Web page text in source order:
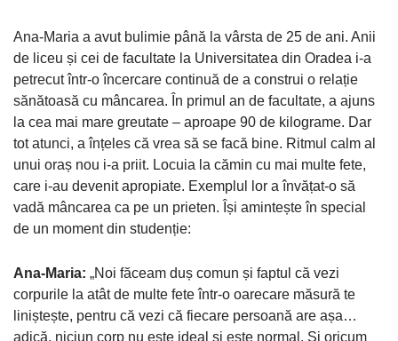
Ana-Maria a avut bulimie până la vârsta de 25 de ani. Anii
de liceu și cei de facultate la Universitatea din Oradea i-a
petrecut într-o încercare continuă de a construi o relație
sănătoasă cu mâncarea. În primul an de facultate, a ajuns
la cea mai mare greutate – aproape 90 de kilograme. Dar
tot atunci, a înțeles că vrea să se facă bine. Ritmul calm al
unui oraș nou i-a priit. Locuia la cămin cu mai multe fete,
care i-au devenit apropiate. Exemplul lor a învățat-o să
vadă mâncarea ca pe un prieten. Își amintește în special
de un moment din studenție:
Ana-Maria: „Noi făceam duș comun și faptul că vezi
corpurile la atât de multe fete într-o oarecare măsură te
liniștește, pentru că vezi că fiecare persoană are așa…
adică, niciun corp nu este ideal și este normal. Și oricum